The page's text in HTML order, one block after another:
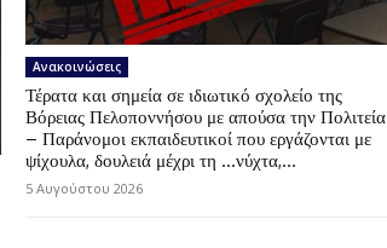
Ανακοινώσεις
Τέρατα και σημεία σε ιδιωτικό σχολείο της
Βόρειας Πελοποννήσου με απούσα την Πολιτεία
– Παράνομοι εκπαιδευτικοί που εργάζονται με
ψίχουλα, δουλειά μέχρι τη …νύχτα,...
5 Αυγούστου 2026